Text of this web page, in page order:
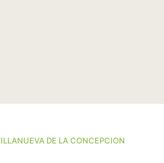
DE LA CONCEPCION